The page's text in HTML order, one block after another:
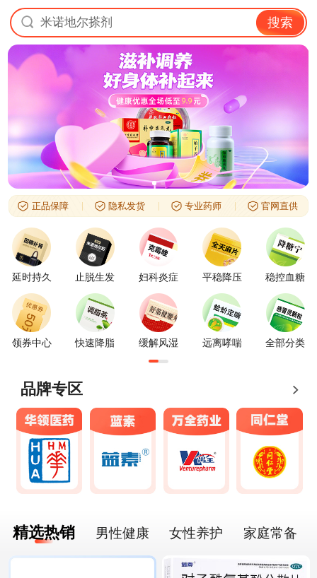
米诺地尔搽剂 搜索
正品保障 隐私发货 专业药师 官网直供
延时持久 止脱生发 妇科炎症 平稳降压 稳控血糖
领券中心 快速降脂 缓解风湿 远离哮喘 全部分类
品牌专区
精选热销 男性健康 女性养护 家庭常备